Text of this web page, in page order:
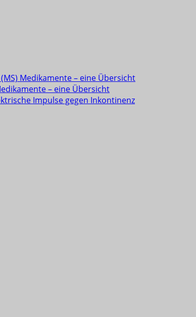
Medikamente – eine Übersicht
– eine Übersicht
Impulse gegen Inkontinenz